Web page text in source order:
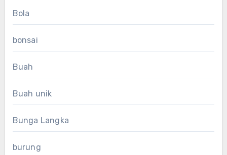
Bola
bonsai
Buah
Buah unik
Bunga Langka
burung